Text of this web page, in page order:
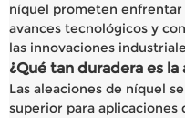
níquel prometen enfrentar
avances tecnológicos y
las innovaciones
¿Qué tan duradera es
Las aleaciones de níquel
superior para